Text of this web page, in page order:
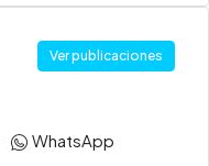
Ver publicaciones
WhatsApp